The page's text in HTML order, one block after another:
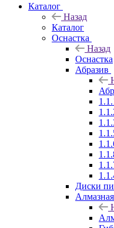
Каталог
Назад
Каталог
Оснастка
Назад
Оснастка
Абразив
Диски